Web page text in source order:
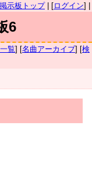
掲示板トップ| [ログイン] |
6
覧] [名曲アーカイブ] [検